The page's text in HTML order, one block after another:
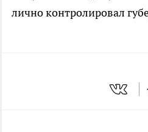
лично контролировал